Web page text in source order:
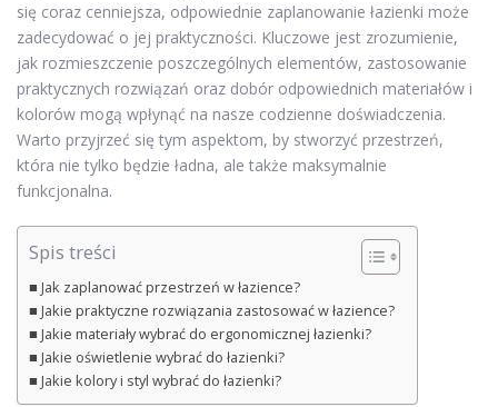
się coraz cenniejsza, odpowiednie zaplanowanie łazienki może
zadecydować o jej praktyczności. Kluczowe jest zrozumienie,
jak rozmieszczenie poszczególnych elementów, zastosowanie
praktycznych rozwiązań oraz dobór odpowiednich materiałów i
kolorów mogą wpłynąć na nasze codzienne doświadczenia.
Warto przyjrzeć się tym aspektom, by stworzyć przestrzeń,
która nie tylko będzie ładna, ale także maksymalnie
funkcjonalna.
Spis treści
Jak zaplanować przestrzeń w łazience?
Jakie praktyczne rozwiązania zastosować w łazience?
Jakie materiały wybrać do ergonomicznej łazienki?
Jakie oświetlenie wybrać do łazienki?
Jakie kolory i styl wybrać do łazienki?